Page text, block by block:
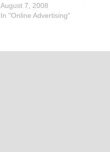
Reporting ให้ข้อมูลว่าหลังจาก run
แล้วมีคนเห็นชิ้นโฆษณาเราถี่แค่ไหน
August 7, 2008
In "Online Advertising"